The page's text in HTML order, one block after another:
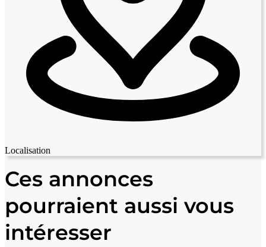
Localisation
+
−
Ces annonces
pourraient aussi vous
intéresser